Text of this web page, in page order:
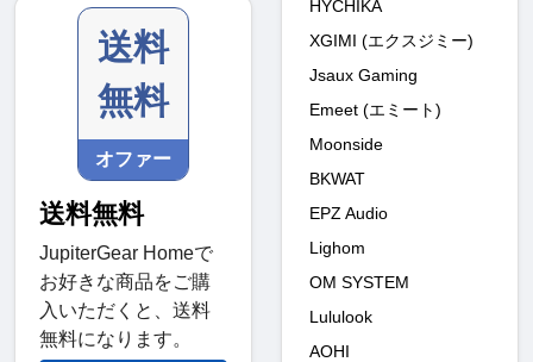
送料
無料
オファー
送料無料
JupiterGear Homeで
お好きな商品をご購
入いただくと、送料
無料になります。
HYCHIKA
XGIMI (エクスジミー)
Jsaux Gaming
Emeet (エミート)
Moonside
BKWAT
EPZ Audio
Lighom
OM SYSTEM
Lululook
AOHI